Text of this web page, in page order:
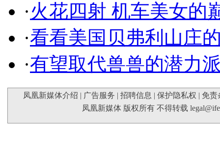
·火花四射 机车美女的
·看看美国贝弗利山庄
·有望取代兽兽的潜力
凤凰新媒体介绍 | 广告服务 | 招聘信息 | 保护隐私权 | 免责
凤凰新媒体 版权所有 不得转载